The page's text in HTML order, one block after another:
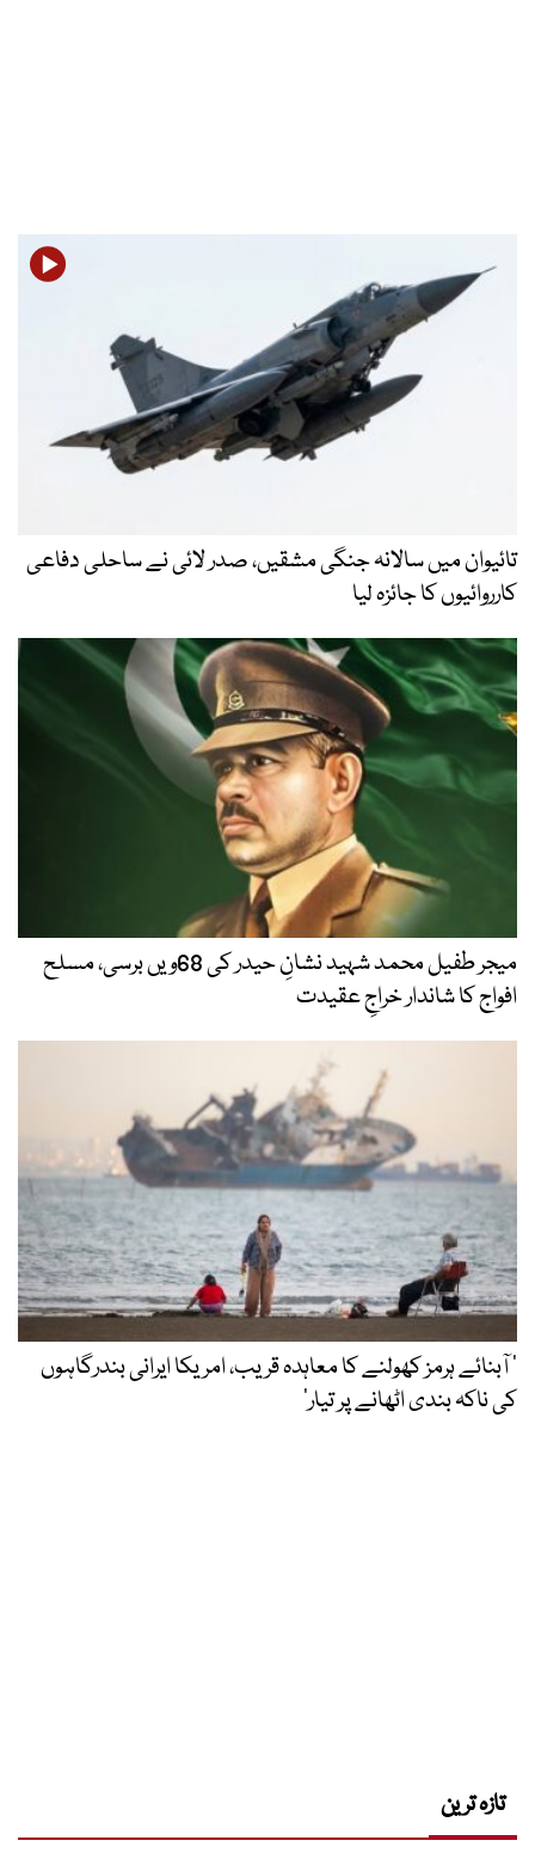
تائیوان میں سالانہ جنگی مشقیں، صدر لائی نے ساحلی دفاعی
کارروائیوں کا جائزہ لیا
میجر طفیل محمد شہید نشانِ حیدر کی 68ویں برسی، مسلح
افواج کا شاندار خراجِ عقیدت
’ آبنائے ہرمز کھولنے کا معاہدہ قریب، امریکا ایرانی بندرگاہوں
کی ناکہ بندی اٹھانے پر تیار‘
تازہ ترین